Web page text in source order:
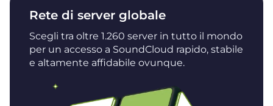
Rete di server globale
Scegli tra oltre 1.260 server in tutto il mondo
per un accesso a SoundCloud rapido, stabile
e altamente affidabile ovunque.